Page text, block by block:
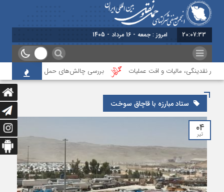
20:07:33 امروز : جمعه - 16 مرداد - 1405
نقدینگی، مالیات و افت عملیات بررسی چالش‌های حمل ونقل کالا
ستاد مبارزه با قاچاق سوخت
۰۴
تیر